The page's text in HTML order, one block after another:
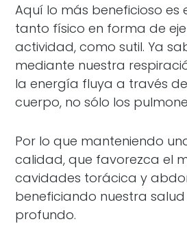
Aquí lo más beneficioso es
tanto físico en forma de
actividad, como sutil. Ya
mediante nuestra
la energía fluya a través
cuerpo, no sólo los
Por lo que manteniendo
calidad, que favorezca el
cavidades torácica y
beneficiando nuestra
profundo.